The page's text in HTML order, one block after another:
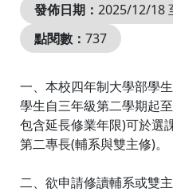
發佈日期： 2025/12/18
點閱數： 737
一、本校四年制大學部學
學生自三年級第二學期起
包含延長修業年限)可於選
第二專長(輔系與雙主修)。
二、欲申請修讀輔系或雙